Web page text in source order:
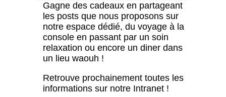
Gagne des cadeaux en partageant
les posts que nous proposons sur
notre espace dédié, du voyage à la
console en passant par un soin
relaxation ou encore un diner dans
un lieu waouh !
Retrouve prochainement toutes les
informations sur notre Intranet !